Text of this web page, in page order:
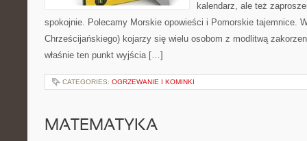
kalendarz, ale też
spokojnie. Polecamy Morskie opowieści i Pomorskie tajemnice.
Chrześcijańskiego) kojarzy się wielu osobom z modlitwą
właśnie ten punkt wyjścia […]
CATEGORIES: OGRZEWANIE I KOMINKI
MATEMATYKA